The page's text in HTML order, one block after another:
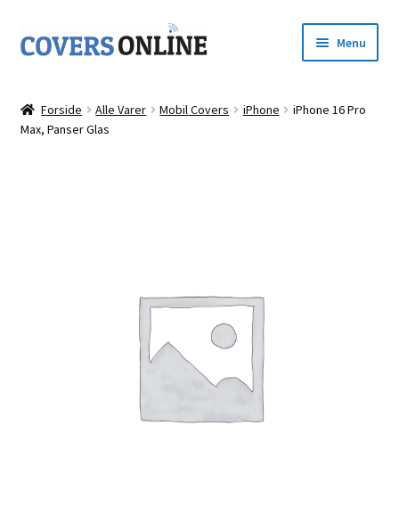
Spring
til
Spring
til
Menu
Shop
Forside Alle Varer Mobil Covers iPhone
iPhone 16 Pro
Max, Panser Glas